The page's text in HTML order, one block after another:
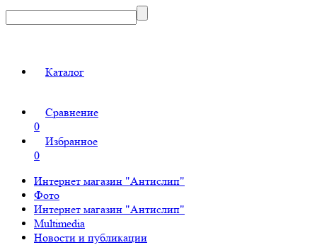
Каталог
Сравнение
0
Избранное
0
Интернет магазин "Антислип"
Фото
Интернет магазин "Антислип"
Multimedia
Новости и публикации